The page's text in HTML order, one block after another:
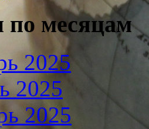
по месяцам
2025
2025
2025